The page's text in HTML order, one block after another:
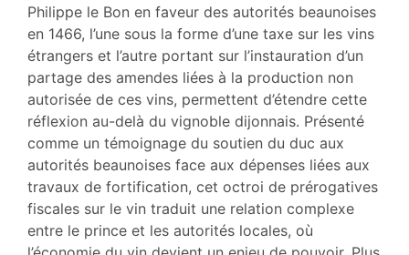
Philippe le Bon en faveur des autorités beaunoises
en 1466, l’une sous la forme d’une taxe sur les vins
étrangers et l’autre portant sur l’instauration d’un
partage des amendes liées à la production non
autorisée de ces vins, permettent d’étendre cette
réflexion au-delà du vignoble dijonnais. Présenté
comme un témoignage du soutien du duc aux
autorités beaunoises face aux dépenses liées aux
travaux de fortification, cet octroi de prérogatives
fiscales sur le vin traduit une relation complexe
entre le prince et les autorités locales, où